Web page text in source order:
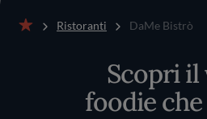
Ristoranti DaMe Bistrò
Scopri il
foodie